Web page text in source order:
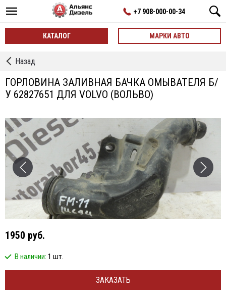
+7 908-000-00-34
КАТАЛОГ МАРКИ АВТО
←
Омывателя
Назад
ГОРЛОВИНА ЗАЛИВНАЯ БАЧКА ОМЫВАТЕЛЯ Б/
У 62827651 ДЛЯ VOLVO (ВОЛЬВО)
1950 руб.
В наличии: 1 шт.
ЗАКАЗАТЬ